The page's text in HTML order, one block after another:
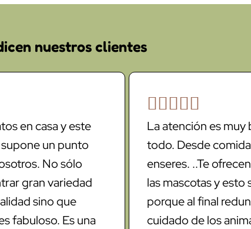
nuestros clientes
en casa y este
un punto
No sólo
gran variedad
sino que
fabuloso. Es una

La atención es muy
todo. Desde
enseres. ..Te
las mascotas y esto
porque al final
cuidado de los